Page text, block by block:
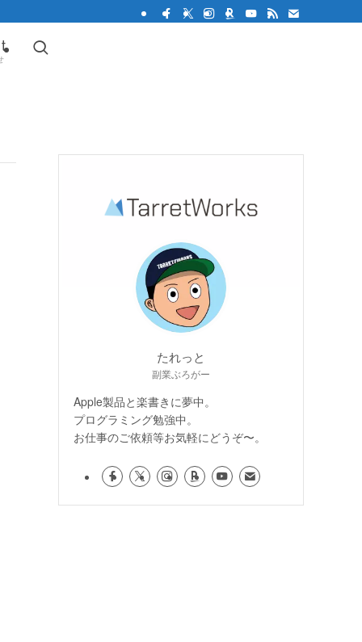
たれっと
副業ぶろがー
Apple製品と楽書きに夢中。
プログラミング勉強中。
お仕事のご依頼等お気軽にどうぞ〜。